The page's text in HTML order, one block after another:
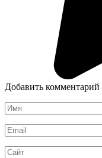
Добавить комментарий
Имя
*
Email
*
Сайт